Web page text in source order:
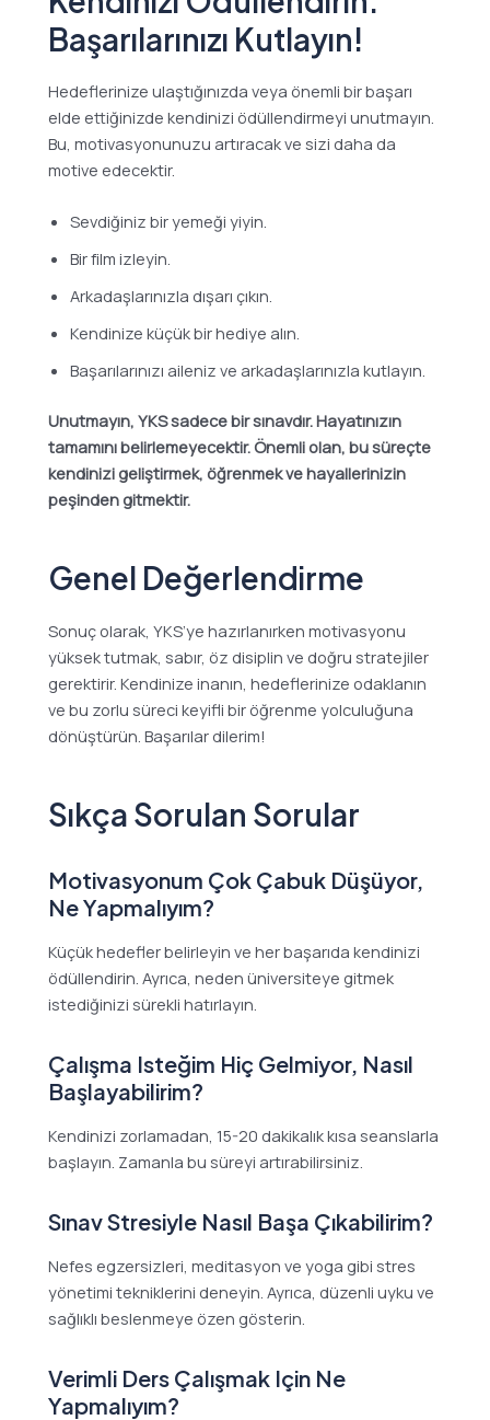
Başarılarınızı Kutlayın!
Hedeflerinize ulaştığınızda veya önemli bir başarı
elde ettiğinizde kendinizi ödüllendirmeyi unutmayın.
Bu, motivasyonunuzu artıracak ve sizi daha da
motive edecektir.
Sevdiğiniz bir yemeği yiyin.
Bir film izleyin.
Arkadaşlarınızla dışarı çıkın.
Kendinize küçük bir hediye alın.
Başarılarınızı aileniz ve arkadaşlarınızla kutlayın.
Unutmayın, YKS sadece bir sınavdır. Hayatınızın
tamamını belirlemeyecektir. Önemli olan, bu süreçte
kendinizi geliştirmek, öğrenmek ve hayallerinizin
peşinden gitmektir.
Genel Değerlendirme
Sonuç olarak, YKS’ye hazırlanırken motivasyonu
yüksek tutmak, sabır, öz disiplin ve doğru stratejiler
gerektirir. Kendinize inanın, hedeflerinize odaklanın
ve bu zorlu süreci keyifli bir öğrenme yolculuğuna
dönüştürün. Başarılar dilerim!
Sıkça Sorulan Sorular
Motivasyonum Çok Çabuk Düşüyor,
Ne Yapmalıyım?
Küçük hedefler belirleyin ve her başarıda kendinizi
ödüllendirin. Ayrıca, neden üniversiteye gitmek
istediğinizi sürekli hatırlayın.
Çalışma Isteğim Hiç Gelmiyor, Nasıl
Başlayabilirim?
Kendinizi zorlamadan, 15-20 dakikalık kısa seanslarla
başlayın. Zamanla bu süreyi artırabilirsiniz.
Sınav Stresiyle Nasıl Başa Çıkabilirim?
Nefes egzersizleri, meditasyon ve yoga gibi stres
yönetimi tekniklerini deneyin. Ayrıca, düzenli uyku ve
sağlıklı beslenmeye özen gösterin.
Verimli Ders Çalışmak Için Ne
Yapmalıyım?